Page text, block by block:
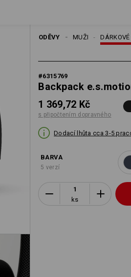
ODĚVY
MUŽI
#6315769
Backpack
1 369,72 Kč
s připočtením dopravného
Dodací lhůta cca 3-5
BARVA
5 verzí
ks